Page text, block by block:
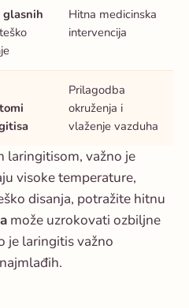
Hitna medicinska
intervencija
Prilagodba
okruženja i
vlaženje vazduha
laringitisom, važno je
visoke temperature,
disanja, potražite hitnu
može uzrokovati ozbiljne
je laringitis važno